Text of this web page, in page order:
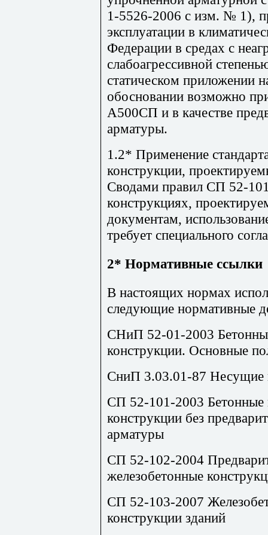
1-5526-2006 с изм. № 1),
эксплуатации в
Федерации в средах с
слабоагрессивной
статическом приложении
обосновании возможно
А500СП и в качестве
арматуры.
1.2* Применение
конструкции,
Сводами правил СП 52-
конструкциях,
документам,
требует специального
2* Нормативные ссылки
В настоящих нормах
следующие нормативные
СНиП 52-01-2003
конструкции. Основные
СниП 3.03.01-87 Несущие
СП 52-101-2003 Бетонные
конструкции без
арматуры
СП 52-102-2004
железобетонные
СП 52-103-2007
конструкции зданий